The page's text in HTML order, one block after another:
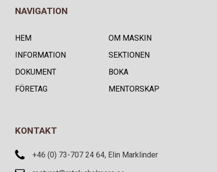
NAVIGATION
HEM
OM MASKIN
INFORMATION
SEKTIONEN
DOKUMENT
BOKA
FÖRETAG
MENTORSKAP
KONTAKT
+46 (0) 73-707 24 64, Elin Marklinder